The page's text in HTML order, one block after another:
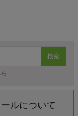
検索
ルについて